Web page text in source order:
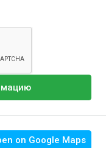
on Google Maps